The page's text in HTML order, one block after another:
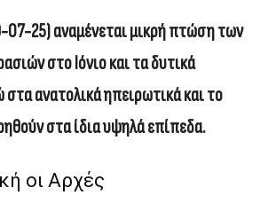
07-25) αναμένεται μικρή πτώση των
στο Ιόνιο και τα δυτικά
ανατολικά ηπειρωτικά και το
στα ίδια υψηλά επίπεδα.
οι Αρχές